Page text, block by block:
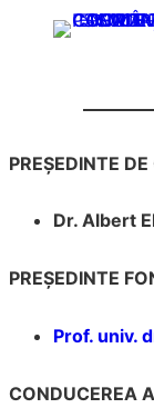
PREŞEDINTE
Dr. Albert
PREŞEDINTE
Prof. univ.
CONDUCEREA